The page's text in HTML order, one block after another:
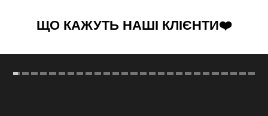
ЩО КАЖУТЬ НАШІ КЛІЄНТИ❤️